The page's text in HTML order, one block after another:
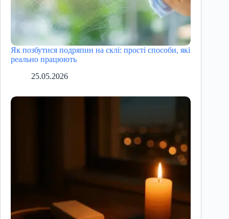
Як позбутися подряпин на склі: прості способи, які
реально працюють
25.05.2026